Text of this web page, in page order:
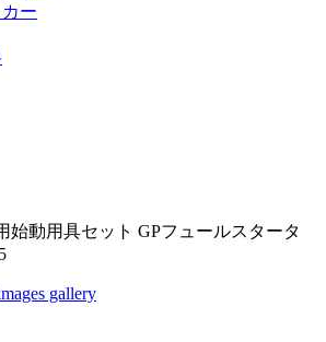
ー
始動用具セット GPフュールスタータ
gallery